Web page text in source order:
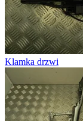
Klamka drzwi